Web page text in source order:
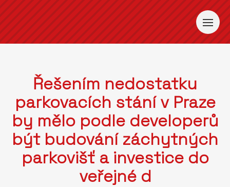
Řešením nedostatku
parkovacích stání v Praze
by mělo podle developerů
být budování záchytných
parkovišť a investice do
veřejné d